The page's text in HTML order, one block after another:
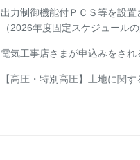
出力制御機能付ＰＣＳ等を設
（2026年度固定スケジュール
電気工事店さまが申込みをさ
【高圧・特別高圧】土地に関